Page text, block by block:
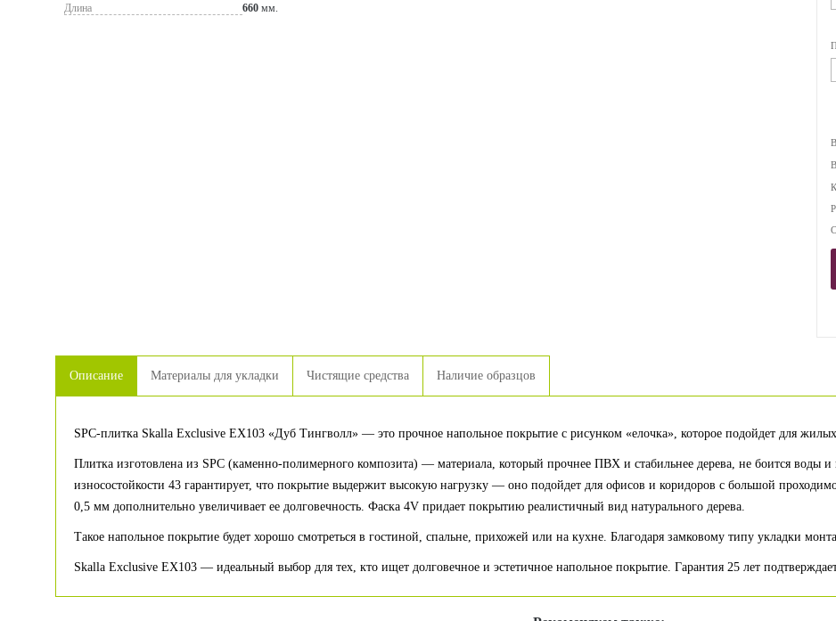
Длина
660 мм.
Описание Материалы для укладки Чистящие средства Наличие образцов
SPC-плитка Skalla Exclusive EX103 «Дуб Тингволл» — это прочное напольное покрытие с рисунком «елочка», которое подойдет для
Плитка изготовлена из SPC (каменно-полимерного композита) — материала, который прочнее ПВХ и стабильнее дерева, не боится воды
износостойкости 43 гарантирует, что покрытие выдержит высокую нагрузку — оно подойдет для офисов и коридоров с большой
0,5 мм дополнительно увеличивает ее долговечность. Фаска 4V придает покрытию реалистичный вид натурального дерева.
Такое напольное покрытие будет хорошо смотреться в гостиной, спальне, прихожей или на кухне. Благодаря замковому типу укладки
Skalla Exclusive EX103 — идеальный выбор для тех, кто ищет долговечное и эстетичное напольное покрытие. Гарантия 25 лет